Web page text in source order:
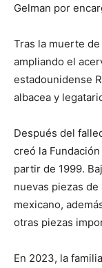
Gelman por
Tras la muerte
ampliando el
estadounidense
albacea y
Después del
creó la
partir de 1999.
nuevas piezas
mexicano,
otras piezas
En 2023, la